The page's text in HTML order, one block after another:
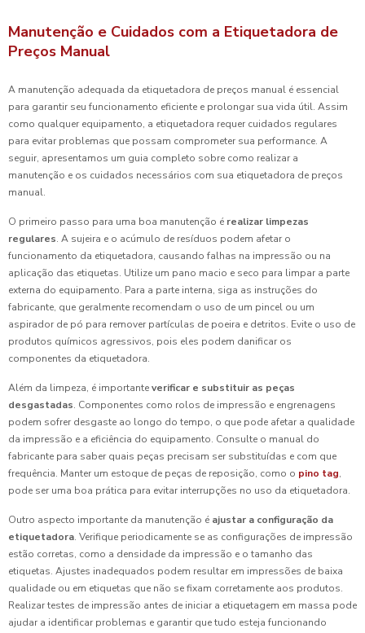
Manutenção e Cuidados com a Etiquetadora de
Preços Manual
A manutenção adequada da etiquetadora de preços manual é essencial
para garantir seu funcionamento eficiente e prolongar sua vida útil. Assim
como qualquer equipamento, a etiquetadora requer cuidados regulares
para evitar problemas que possam comprometer sua performance. A
seguir, apresentamos um guia completo sobre como realizar a
manutenção e os cuidados necessários com sua etiquetadora de preços
manual.
O primeiro passo para uma boa manutenção é realizar limpezas
regulares. A sujeira e o acúmulo de resíduos podem afetar o
funcionamento da etiquetadora, causando falhas na impressão ou na
aplicação das etiquetas. Utilize um pano macio e seco para limpar a parte
externa do equipamento. Para a parte interna, siga as instruções do
fabricante, que geralmente recomendam o uso de um pincel ou um
aspirador de pó para remover partículas de poeira e detritos. Evite o uso de
produtos químicos agressivos, pois eles podem danificar os
componentes da etiquetadora.
Além da limpeza, é importanteverificar e substituir as peças
desgastadas. Componentes como rolos de impressão e engrenagens
podem sofrer desgaste ao longo do tempo, o que pode afetar a qualidade
da impressão e a eficiência do equipamento. Consulte o manual do
fabricante para saber quais peças precisam ser substituídas e com que
frequência. Manter um estoque de peças de reposição, como o pino tag,
pode ser uma boa prática para evitar interrupções no uso da etiquetadora.
Outro aspecto importante da manutenção é ajustar a configuração da
etiquetadora. Verifique periodicamente se as configurações de impressão
estão corretas, como a densidade da impressão e o tamanho das
etiquetas. Ajustes inadequados podem resultar em impressões de baixa
qualidade ou em etiquetas que não se fixam corretamente aos produtos.
Realizar testes de impressão antes de iniciar a etiquetagem em massa pode
ajudar a identificar problemas e garantir que tudo esteja funcionando